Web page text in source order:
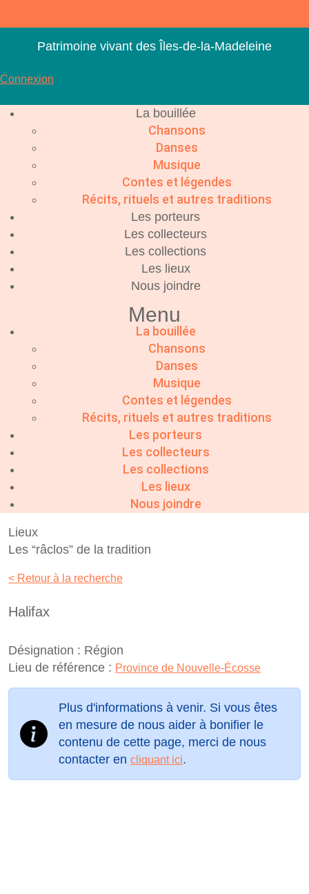
contenu
Patrimoine vivant des Îles-de-la-Madeleine
Connexion
La bouillée
Chansons
Danses
Musique
Contes et légendes
Récits, rituels et autres traditions
Les porteurs
Les collecteurs
Les collections
Les lieux
Nous joindre
Menu
La bouillée
Chansons
Danses
Musique
Contes et légendes
Récits, rituels et autres traditions
Les porteurs
Les collecteurs
Les collections
Les lieux
Nous joindre
Lieux
Les “râclos” de la tradition
< Retour à la recherche
Halifax
Désignation : Région
Lieu de référence : Province de Nouvelle-Écosse
Plus d'informations à venir. Si vous êtes
en mesure de nous aider à bonifier le
contenu de cette page, merci de nous
contacter en cliquant ici.